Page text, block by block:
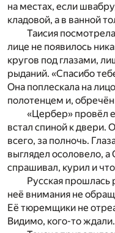
на местах, если
кладовой, а в ванной
Таисия
лице не появилось
кругов под глазами,
рыданий. «Спасибо
Она поплескала на
полотенцем и,
«Цербер» провёл
встал спиной к двери.
всего, за полночь.
выглядел осоловело,
спрашивал, курил и
Русская прошлась
неё внимания не
Её тюремщики не
Видимо, кого-то ждали.